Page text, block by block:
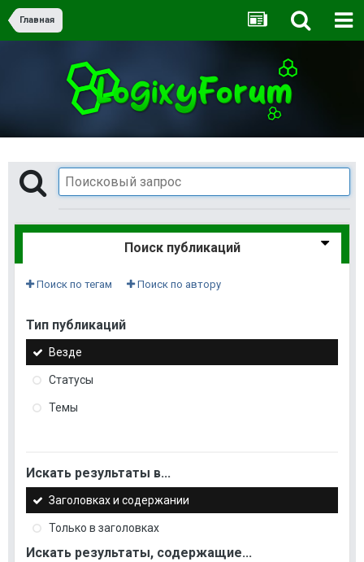
Главная
Поиск публикаций
Поиск по тегам Поиск по автору
Тип публикаций
Везде
Статусы
Темы
Искать результаты в...
Заголовках и содержании
Только в заголовках
Искать результаты, содержащие...